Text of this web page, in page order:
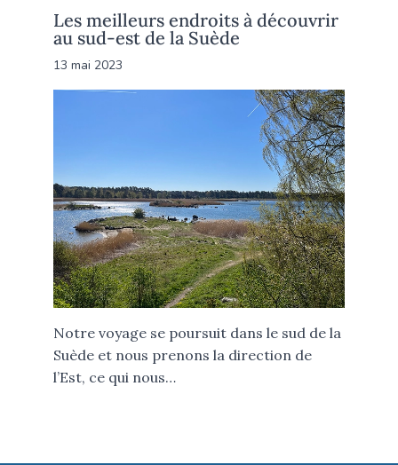
Les meilleurs endroits à découvrir
au sud-est de la Suède
13 mai 2023
Notre voyage se poursuit dans le sud de la
Suède et nous prenons la direction de
l’Est, ce qui nous…